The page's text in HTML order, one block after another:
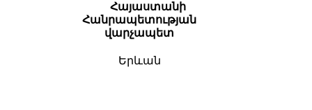
Հայաստանի
Հանրապետության
վարչապետ
Երևան